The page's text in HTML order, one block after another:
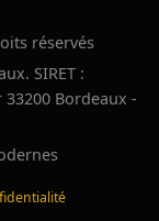
réservés
SIRET :
33200 Bordeaux -